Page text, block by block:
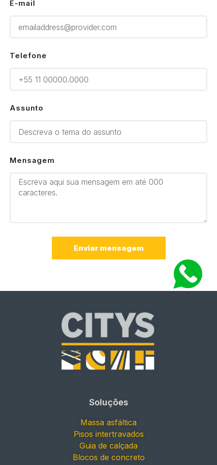
E-mail
Telefone
Assunto
Mensagem
Enviar mensagem
Soluções
Massa asfáltica
Pisos intertravados
Guia de calçada
Blocos de concreto